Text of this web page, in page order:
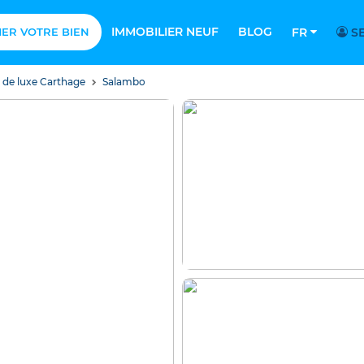
VOTRE BIEN IMMOBILIER NEUF BLOG FR
luxe Carthage Salambo